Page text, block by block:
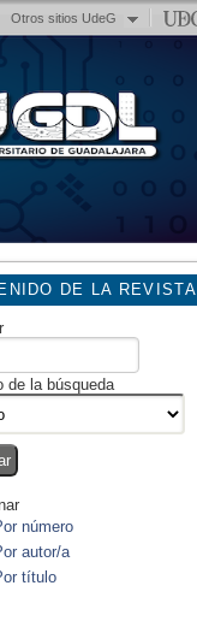
Otros sitios UdeG
DE LA REVISTA
de la búsqueda
número
autor/a
título